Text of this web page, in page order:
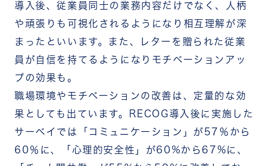
導入後、従業員同士の業務内容だけでなく、人柄
や頑張りも可視化されるようになり相互理解が深
まったといいます。また、レターを贈られた従業
員が自信を持てるようになりモチベーションアッ
プの効果も。
職場環境やモチベーションの改善は、定量的な効
果としても出ています。RECOG導入後に実施した
サーベイでは「コミュニケーション」が57％から
60％に、「心理的安全性」が60%から67%に、